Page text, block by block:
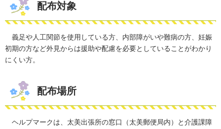
配布対象
義足や人工関節を使用している方、内部障がいや難病の方、妊娠
初期の方など外見からは援助や配慮を必要としていることがわかり
にくい方。
配布場所
ヘルプマークは、太美出張所の窓口（太美郵便局内）と介護課障